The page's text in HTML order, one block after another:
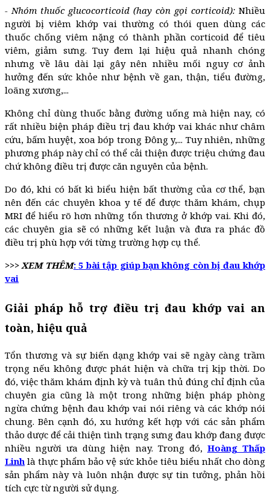
- Nhóm thuốc glucocorticoid (hay còn gọi corticoid): Nhiều
người bị viêm khớp vai thường có thói quen dùng các
thuốc chống viêm nặng có thành phần corticoid để tiêu
viêm, giảm sưng. Tuy đem lại hiệu quả nhanh chóng
nhưng về lâu dài lại gây nên nhiều mối nguy cơ ảnh
hưởng đến sức khỏe như bệnh về gan, thận, tiểu đường,
loãng xương,...
Không chỉ dùng thuốc bằng đường uống mà hiện nay, có
rất nhiều biện pháp điều trị đau khớp vai khác như châm
cứu, bấm huyệt, xoa bóp trong Đông y,... Tuy nhiên, những
phương pháp này chỉ có thể cải thiện được triệu chứng đau
chứ không điều trị được căn nguyên của bệnh.
Do đó, khi có bất kì biểu hiện bất thường của cơ thể, bạn
nên đến các chuyên khoa y tế để được thăm khám, chụp
MRI để hiểu rõ hơn những tổn thương ở khớp vai. Khi đó,
các chuyên gia sẽ có những kết luận và đưa ra phác đồ
điều trị phù hợp với từng trường hợp cụ thể.
>>> XEM THÊM:5 bài tập giúp bạn không còn bị đau khớp
vai
Giải pháp hỗ trợ điều trị đau khớp vai an
toàn, hiệu quả
Tổn thương và sự biến dạng khớp vai sẽ ngày càng trầm
trọng nếu không được phát hiện và chữa trị kịp thời. Do
đó, việc thăm khám định kỳ và tuân thủ đúng chỉ định của
chuyên gia cũng là một trong những biện pháp phòng
ngừa chứng bệnh đau khớp vai nói riêng và các khớp nói
chung. Bên cạnh đó, xu hướng kết hợp với các sản phẩm
thảo dược để cải thiện tình trạng sưng đau khớp đang được
nhiều người ưa dùng hiện nay. Trong đó, Hoàng Thấp
Linh là thực phẩm bảo vệ sức khỏe tiêu biểu nhất cho dòng
sản phẩm này và luôn nhận được sự tin tưởng, phản hồi
tích cực từ người sử dụng.